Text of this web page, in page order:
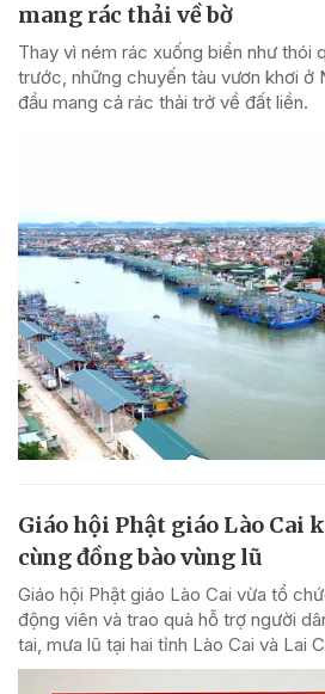
mang rác thải về bờ
Thay vì ném rác xuống biển như thói
trước, những chuyến tàu vươn khơi ở
đầu mang cả rác thải trở về đất liền.
Giáo hội Phật giáo Lào Cai
cùng đồng bào vùng lũ
Giáo hội Phật giáo Lào Cai vừa tổ
động viên và trao quà hỗ trợ người
tai, mưa lũ tại hai tỉnh Lào Cai và Lai